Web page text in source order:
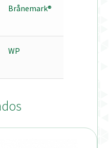
Brånemark®
WP